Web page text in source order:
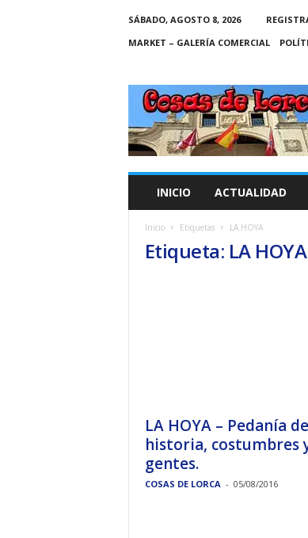
SÁBADO, AGOSTO 8, 2026
MARKET – GALERÍA COMERCIAL
C
A
S
INICIO ACTUALIDAD
Inicio Etiquetas LA HOYA
Etiqueta: LA HOYA
LA HOYA – Pedanía
historia, costumbres
gentes.
COSAS DE LORCA - 05/08/2016